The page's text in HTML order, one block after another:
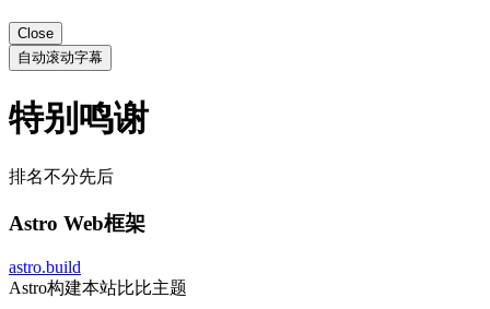
Close
自动滚动字幕
特别鸣谢
排名不分先后
Astro Web框架
astro.build
Astro构建本站比比主题